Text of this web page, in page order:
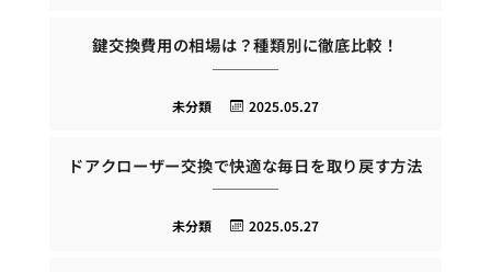
鍵交換費用の相場は？種類別に徹底比較！
2025.05.27
未分類
ドアクローザー交換で快適な毎日を取り戻す方法
2025.05.27
未分類